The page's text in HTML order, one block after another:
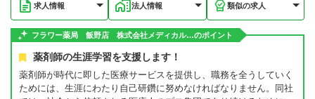
求人情報 法人情報 類似の求人
フラワー薬局 飯野店 株式会社メディカル…のポイント
薬剤師の生涯学習を支援します！
薬剤師が時代に即した医療サービスを提供し、職務を全うしていく
ためには、生涯にわたり自己研鑽に努めなければなりません。同社